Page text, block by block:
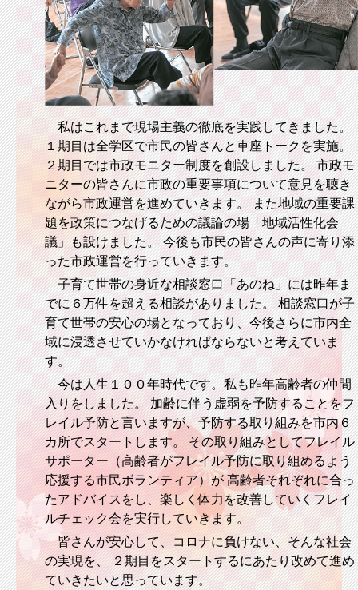
私はこれまで現場主義の徹底を実践してきました。
１期目は全学区で市民の皆さんと車座トークを実施。
２期目では市政モニター制度を創設しました。 市政モ
ニターの皆さんに市政の重要事項について意見を聴き
ながら市政運営を進めていきます。 また地域の重要課
題を政策につなげるための議論の場「地域活性化会
議」も設けました。 今後も市民の皆さんの声に寄り添
った市政運営を行っていきます。
子育て世帯の身近な相談窓口「あのね」には昨年ま
でに６万件を超える相談がありました。 相談窓口が子
育て世帯の安心の場となっており、今後さらに市内全
域に浸透させていかなければならないと考えていま
す。
今は人生１００年時代です。私も昨年高齢者の仲間
入りをしました。 加齢に伴う虚弱を予防することをフ
レイル予防と言いますが、予防する取り組みを市内６
カ所でスタートします。 その取り組みとしてフレイル
サポーター（高齢者がフレイル予防に取り組めるよう
応援する市民ボランティア）が 高齢者それぞれに合っ
たアドバイスをし、楽しく体力を改善していくフレイ
ルチェック会を実行していきます。
皆さんが安心して、コロナに負けない、そんな社会
の実現を、 ２期目をスタートするにあたり改めて進め
ていきたいと思っています。